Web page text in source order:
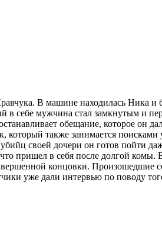
В машине находилась Ника и
себе мужчина стал замкнутым и
обещание, которое он
который также занимается
своей дочери он готов пойти
пришел в себя после долгой
концовки. Произошедшие
уже дали интервью по поводу